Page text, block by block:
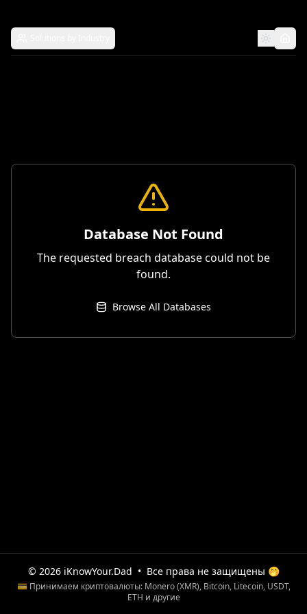
Database Not Found
The requested breach database could not be
found.
Browse All Databases
© 2026 iKnowYour.Dad • Все права не защищены 🤭
💳 Принимаем криптовалюты: Monero (XMR), Bitcoin, Litecoin, USDT,
ETH и другие